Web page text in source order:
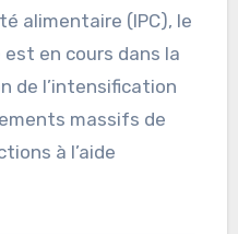
alimentaire (IPC), le
en cours dans la
de l’intensification
massifs de
à l’aide